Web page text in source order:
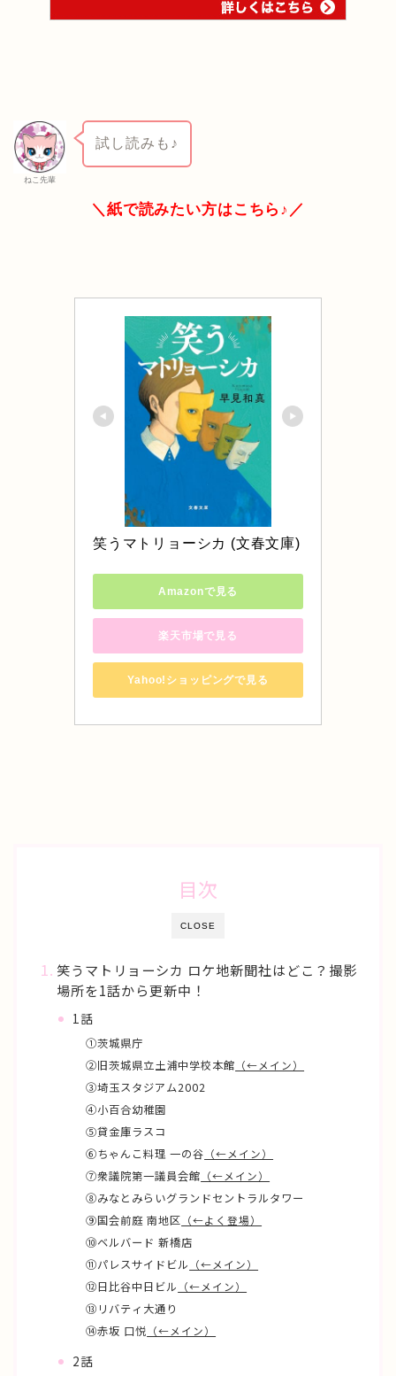
ねこ先輩
試し読みも♪
＼紙で読みたい方はこちら♪／
笑うマトリョーシカ (文春文庫)
Amazonで見る
楽天市場で見る
Yahoo!ショッピングで見る
CLOSE
目次
笑うマトリョーシカ ロケ地新聞社はどこ？撮影
場所を1話から更新中！
1話
①茨城県庁
②旧茨城県立土浦中学校本館 （←メイン）
③埼玉スタジアム2002
④小百合幼稚園
⑤貸金庫ラスコ
⑥ちゃんこ料理 一の谷 （←メイン）
⑦衆議院第一議員会館 （←メイン）
⑧みなとみらいグランドセントラルタワー
⑨国会前庭 南地区 （←よく登場）
⑩ベルバード 新橋店
⑪パレスサイドビル （←メイン）
⑫日比谷中日ビル （←メイン）
⑬リバティ大通り
⑭赤坂 口悦 （←メイン）
2話